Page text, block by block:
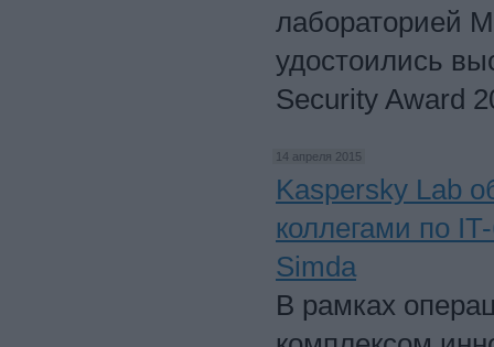
лабораторией
удостоились
Security Award
14 апреля 2015
Kaspersky Lab
коллегами по
Simda
В рамках